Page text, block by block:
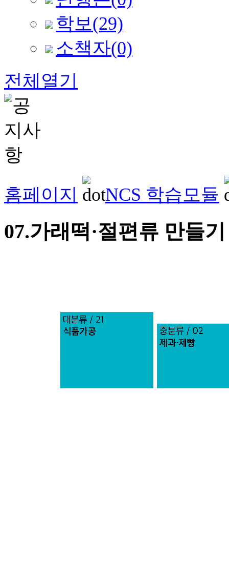
학보(29)
소책자(0)
전체열기
홈페이지 NCS 학습모듈
07.가래떡·절편류 만들기